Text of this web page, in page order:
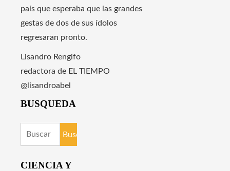
país que esperaba que las grandes
gestas de dos de sus ídolos
regresaran pronto.
Lisandro Rengifo
redactora de EL TIEMPO
@lisandroabel
BUSQUEDA
Buscar:
CIENCIA Y